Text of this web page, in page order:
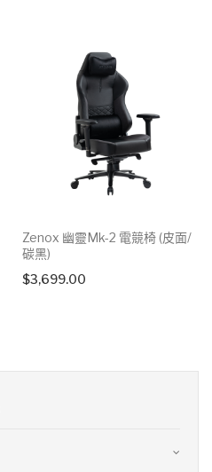
Zenox 幽靈Mk-2 電競椅 (皮面/
碳黑)
$3,699.00